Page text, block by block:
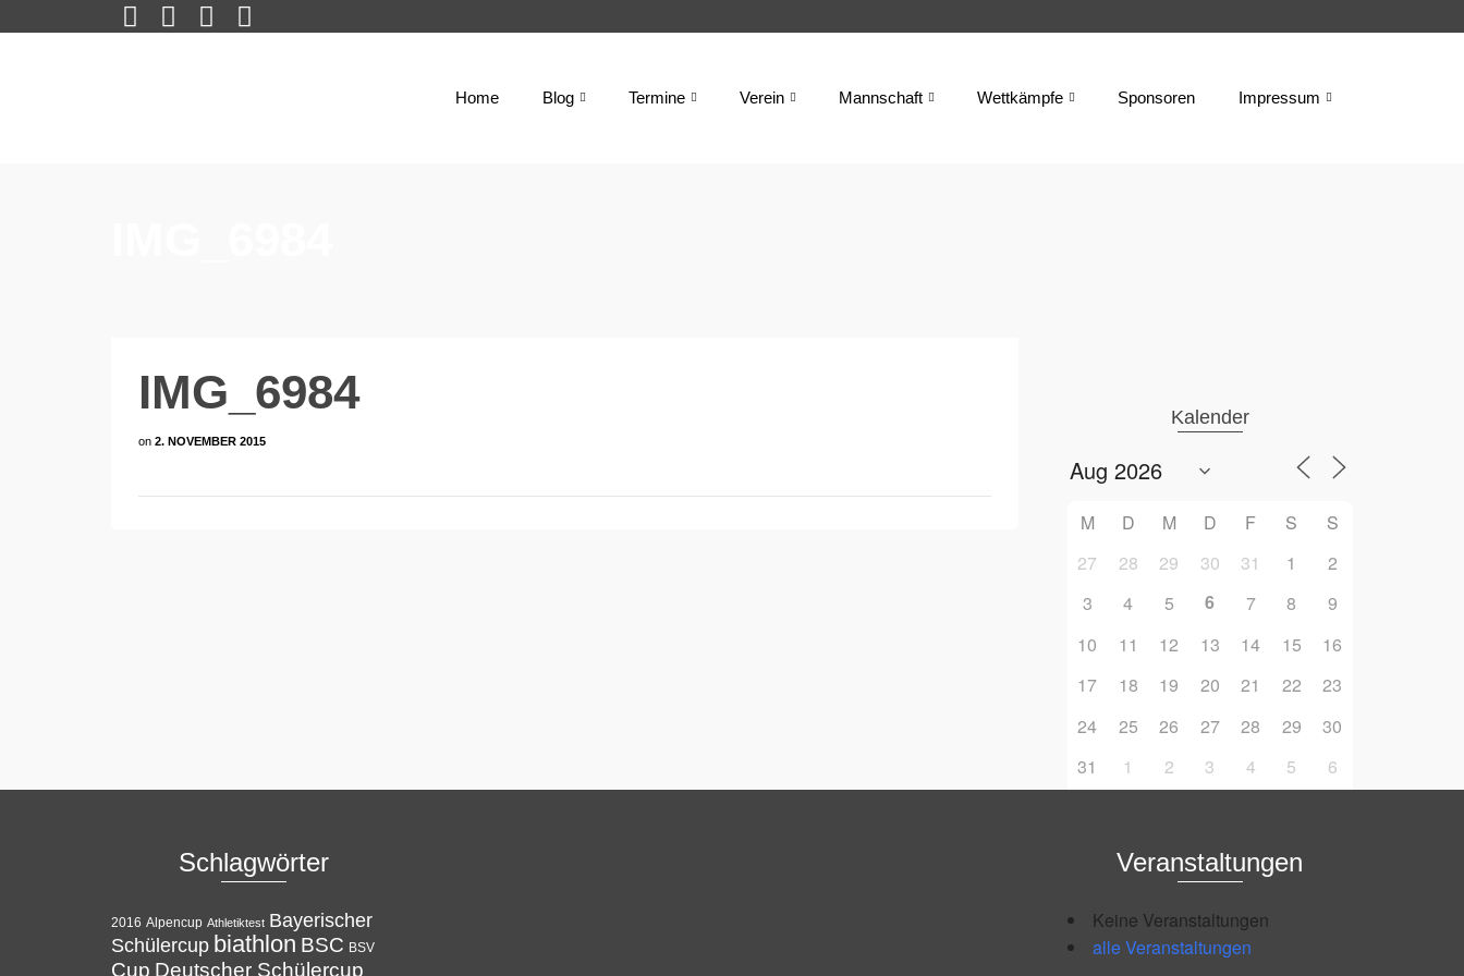
Home Blog Termine Verein Mannschaft Wettkämpfe Sponsoren Impressum
IMG_6984
on 2. NOVEMBER 2015
Kalender
M D M D F S
S
27
28 29 30 31 1
2
3
4 5 6 7 8
9
10
11 12 13 14 15
16
17
18 19 20 21 22
23
24
25 26 27 28 29
30
31
1 2 3 4 5 6
Schlagwörter
2016 Alpencup Athletiktest Bayerischer
Schülercup biathlon BSC BSV
Cup Deutscher Schülercup
Veranstaltungen
Keine Veranstaltungen
alle Veranstaltungen